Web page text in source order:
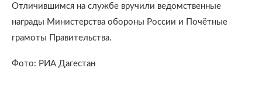
Отличившимся на службе вручили ведомственные
награды Министерства обороны России и Почётные
грамоты Правительства.
Фото: РИА Дагестан